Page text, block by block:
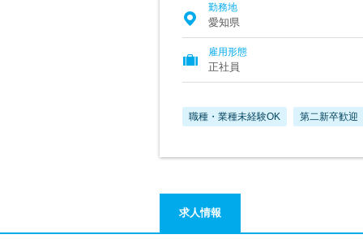
勤務地
愛知県
雇用形態
正社員
職種・業種未経験OK 第二新卒歓迎
求人情報